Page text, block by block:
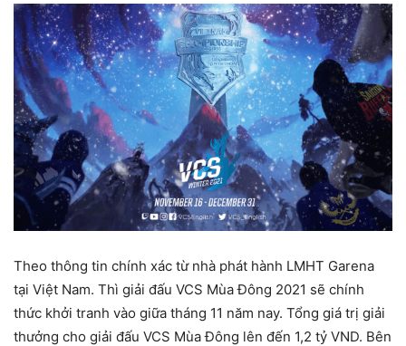
Theo thông tin chính xác từ nhà phát hành LMHT Garena
tại Việt Nam. Thì giải đấu VCS Mùa Đông 2021 sẽ chính
thức khởi tranh vào giữa tháng 11 năm nay. Tổng giá trị giải
thưởng cho giải đấu VCS Mùa Đông lên đến 1,2 tỷ VND. Bên